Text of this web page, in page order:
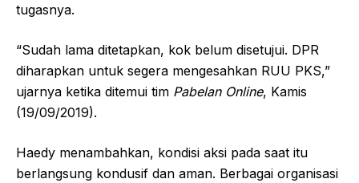
tugasnya.
“Sudah lama ditetapkan, kok belum disetujui. DPR
diharapkan untuk segera mengesahkan RUU PKS,”
ujarnya ketika ditemui tim Pabelan Online, Kamis
(19/09/2019).
Haedy menambahkan, kondisi aksi pada saat itu
berlangsung kondusif dan aman. Berbagai organisasi